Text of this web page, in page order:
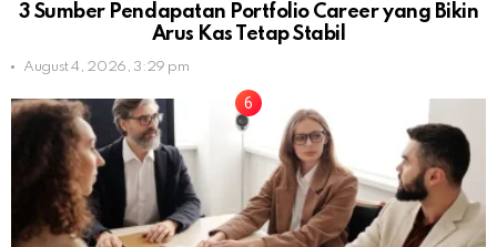
3 Sumber Pendapatan Portfolio Career yang Bikin
Arus Kas Tetap Stabil
August 4, 2026, 3:29 pm